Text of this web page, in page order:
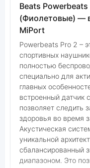
Beats
(Фиолетовые) —
MiPort
Powerbeats Pro 2 –
спортивных
полностью
специально для
главных
встроенный датчик
позволяет следить
здоровья во время
Акустическая
уникальной
сбалансированный
диапазоном. Это